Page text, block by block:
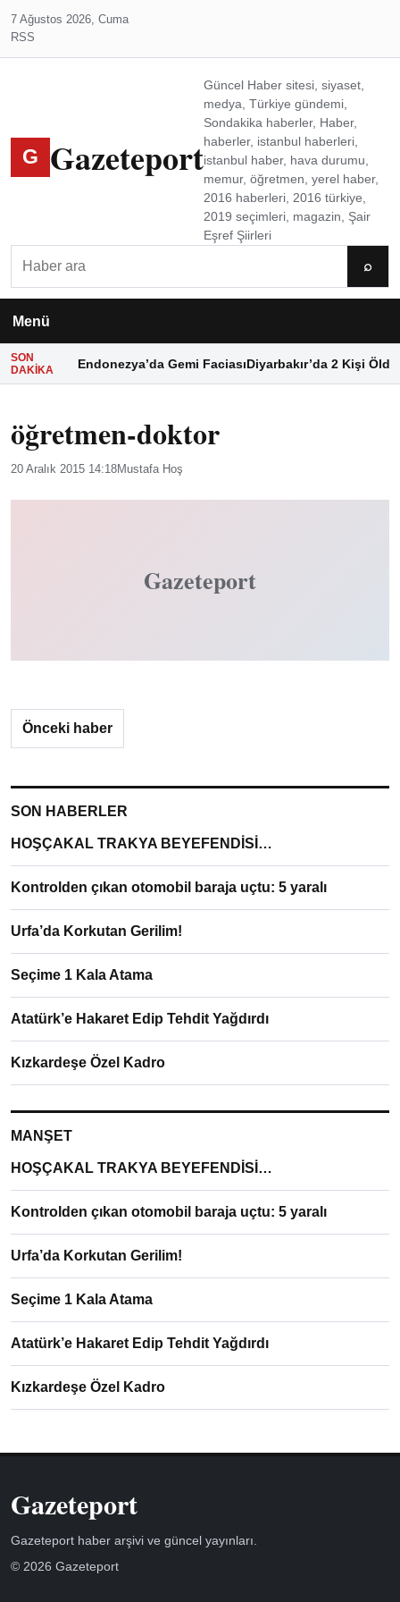
7 Ağustos 2026, Cuma
RSS
G Gazeteport
Güncel Haber sitesi, siyaset,
medya, Türkiye gündemi,
Sondakika haberler, Haber,
haberler, istanbul haberleri,
istanbul haber, hava durumu,
memur, öğretmen, yerel haber,
2016 haberleri, 2016 türkiye,
2019 seçimleri, magazin, Şair
Eşref Şiirleri
⌕
Menü
SON
DAKIKA
Endonezya’da Gemi FaciasıDiyarbakır’da 2 Kişi Öldü
öğretmen-doktor
20 Aralık 2015 14:18Mustafa Hoş
Gazeteport
Önceki haber
SON HABERLER
HOŞÇAKAL TRAKYA BEYEFENDİSİ…
Kontrolden çıkan otomobil baraja uçtu: 5 yaralı
Urfa’da Korkutan Gerilim!
Seçime 1 Kala Atama
Atatürk’e Hakaret Edip Tehdit Yağdırdı
Kızkardeşe Özel Kadro
MANŞET
HOŞÇAKAL TRAKYA BEYEFENDİSİ…
Kontrolden çıkan otomobil baraja uçtu: 5 yaralı
Urfa’da Korkutan Gerilim!
Seçime 1 Kala Atama
Atatürk’e Hakaret Edip Tehdit Yağdırdı
Kızkardeşe Özel Kadro
Gazeteport
Gazeteport haber arşivi ve güncel yayınları.
© 2026 Gazeteport